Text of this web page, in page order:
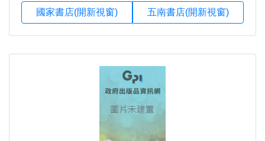
國家書店(開新視窗) 五南書店(開新視窗)